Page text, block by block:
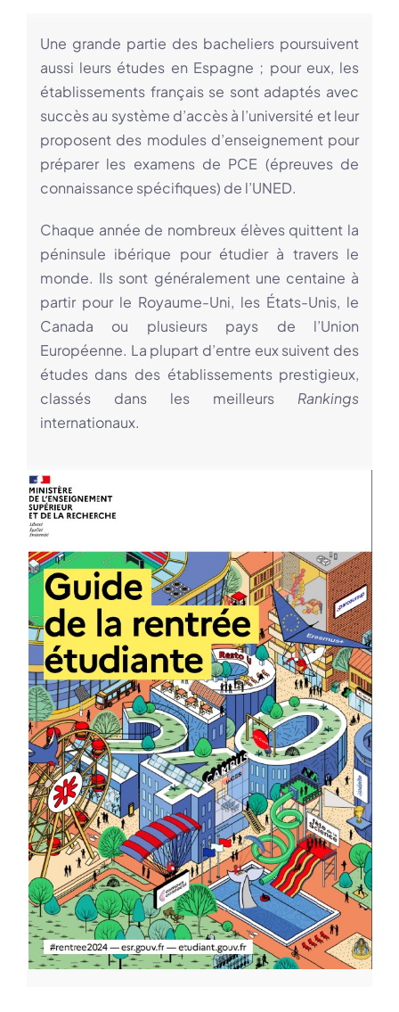
Une grande partie des bacheliers poursuivent
aussi leurs études en Espagne ; pour eux, les
établissements français se sont adaptés avec
succès au système d’accès à l’université et leur
proposent des modules d’enseignement pour
préparer les examens de PCE (épreuves de
connaissance spécifiques) de l’UNED.
Chaque année de nombreux élèves quittent la
péninsule ibérique pour étudier à travers le
monde. Ils sont généralement une centaine à
partir pour le Royaume-Uni, les États-Unis, le
Canada ou plusieurs pays de l’Union
Européenne. La plupart d’entre eux suivent des
études dans des établissements prestigieux,
classés dans les meilleurs Rankings
internationaux.